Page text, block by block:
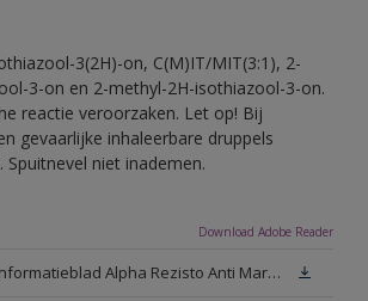
3(2H)-on, C(M)IT/MIT(3:1), 2-
3-on en 2-methyl-2H-isothiazool-3-on.
reactie veroorzaken. Let op! Bij
gevaarlijke inhaleerbare druppels
niet inademen.
Download Adobe Reader
Technisch Informatieblad Alpha Rezisto Anti Marks (PDF)